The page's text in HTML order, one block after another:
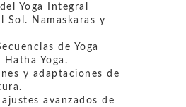
Yoga Integral
Sol. Namaskaras y
de Yoga
Hatha Yoga.
y adaptaciones de
avanzados de